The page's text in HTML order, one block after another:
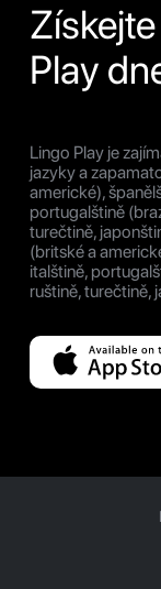
Play
Lingo Play je
jazyky a
americké),
portugalštině
turečtině,
(britské a
italštině,
ruštině, turečtině,